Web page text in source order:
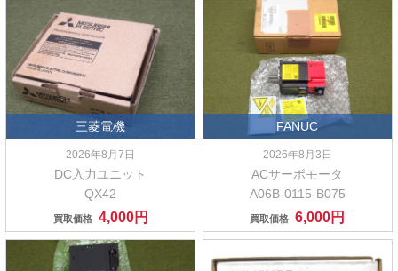
三菱電機
2026年8月7日
DC入力ユニット
QX42
買取価格 4,000円
FANUC
2026年8月3日
ACサーボモータ
A06B-0115-B075
買取価格 6,000円